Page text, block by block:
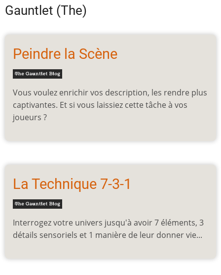
Gauntlet (The)
Peindre la Scène
Vous voulez enrichir vos description, les rendre plus
captivantes. Et si vous laissiez cette tâche à vos
joueurs ?
La Technique 7-3-1
Interrogez votre univers jusqu'à avoir 7 éléments, 3
détails sensoriels et 1 manière de leur donner vie...